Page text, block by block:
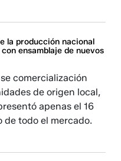
la producción nacional
ensamblaje de nuevos
comercialización
de origen local,
apenas el 16
de todo el mercado.